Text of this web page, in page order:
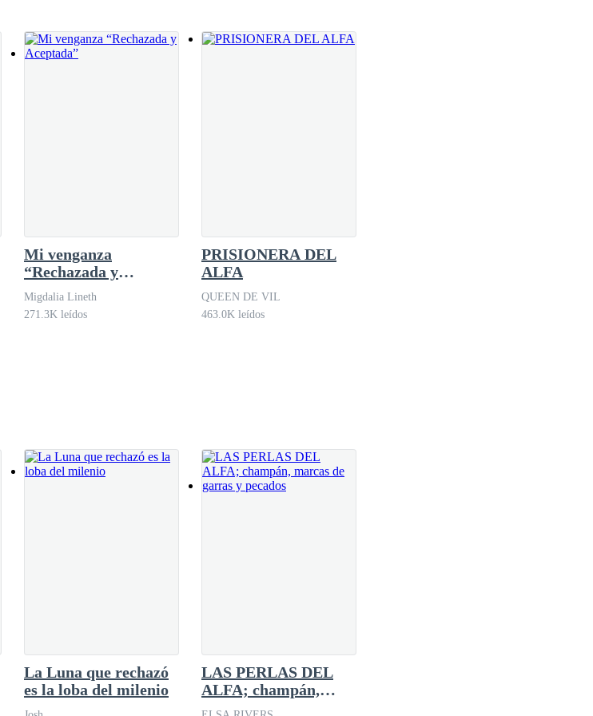
Mi venganza
“Rechazada y
Aceptada”
Migdalia Lineth
271.3K leídos
PRISIONERA DEL
ALFA
QUEEN DE VIL
463.0K leídos
La Luna que rechazó
es la loba del milenio
LAS PERLAS DEL
ALFA; champán,
marcas de garras y